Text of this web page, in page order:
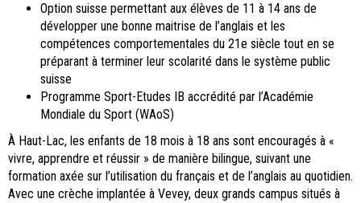
Option suisse permettant aux élèves de 11 à 14 ans de
développer une bonne maitrise de l’anglais et les
compétences comportementales du 21e siècle tout en se
préparant à terminer leur scolarité dans le système public
suisse
Programme Sport-Etudes IB accrédité par l’Académie
Mondiale du Sport (WAoS)
À Haut-Lac, les enfants de 18 mois à 18 ans sont encouragés à «
vivre, apprendre et réussir » de manière bilingue, suivant une
formation axée sur l’utilisation du français et de l’anglais au quotidien.
Avec une crèche implantée à Vevey, deux grands campus situés à